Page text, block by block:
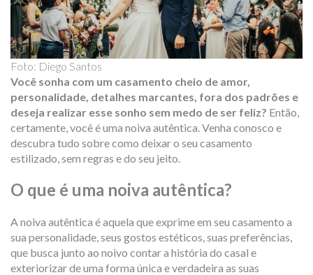
Foto: Diego Santos
Você sonha com um casamento cheio de amor,
personalidade, detalhes marcantes, fora dos padrões e
deseja realizar esse sonho sem medo de ser feliz? Então,
certamente, você é uma noiva autêntica. Venha conosco e
descubra tudo sobre como deixar o seu casamento
estilizado, sem regras e do seu jeito.
O que é uma noiva autêntica?
A noiva autêntica é aquela que exprime em seu casamento a
sua personalidade, seus gostos estéticos, suas preferências,
que busca junto ao noivo contar a história do casal e
exteriorizar de uma forma única e verdadeira as suas